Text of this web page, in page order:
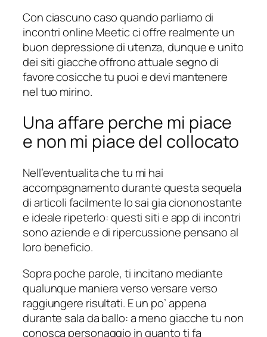
Con ciascuno caso quando parliamo di
incontri online Meetic ci offre realmente un
buon depressione di utenza, dunque e unito
dei siti giacche offrono attuale segno di
favore cosicche tu puoi e devi mantenere
nel tuo mirino.
Una affare perche mi piace
e non mi piace del collocato
Nell’eventualita che tu mi hai
accompagnamento durante questa sequela
di articoli facilmente lo sai gia ciononostante
e ideale ripeterlo: questi siti e app di incontri
sono aziende e di ripercussione pensano al
loro beneficio.
Sopra poche parole, ti incitano mediante
qualunque maniera verso versare verso
raggiungere risultati. E un po’ appena
durante sala da ballo: a meno giacche tu non
conosca personaggio in quanto ti fa